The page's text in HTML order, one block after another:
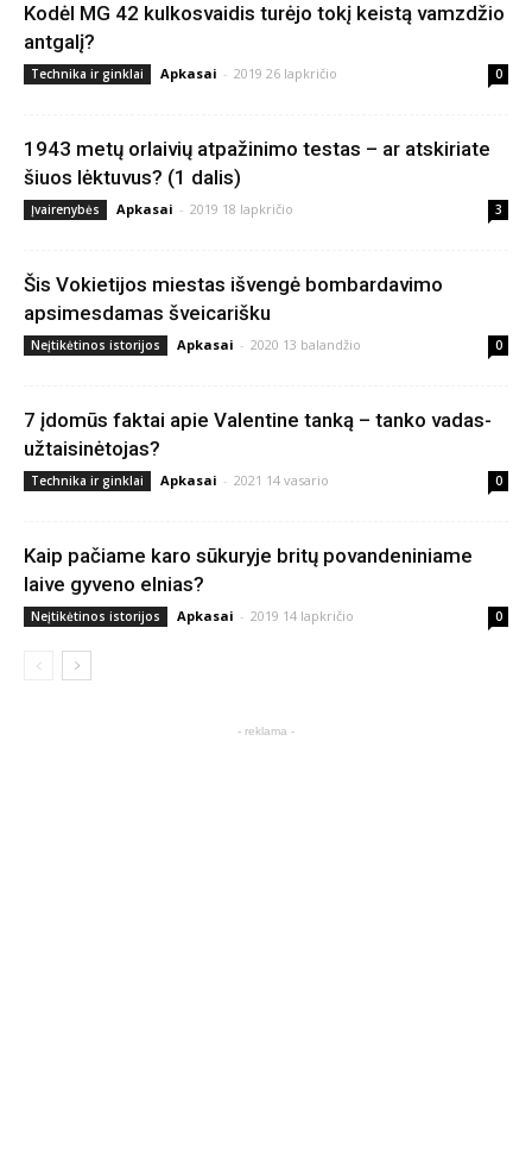
Kodėl MG 42 kulkosvaidis turėjo tokį keistą vamzdžio
antgalį?
Technika ir ginklai Apkasai - 2019 26 lapkričio 0
1943 metų orlaivių atpažinimo testas – ar atskiriate
šiuos lėktuvus? (1 dalis)
Įvairenybės Apkasai - 2019 18 lapkričio 3
Šis Vokietijos miestas išvengė bombardavimo
apsimesdamas šveicarišku
Neįtikėtinos istorijos Apkasai - 2020 13 balandžio 0
7 įdomūs faktai apie Valentine tanką – tanko vadas-
užtaisinėtojas?
Technika ir ginklai Apkasai - 2021 14 vasario 0
Kaip pačiame karo sūkuryje britų povandeniniame
laive gyveno elnias?
Neįtikėtinos istorijos Apkasai - 2019 14 lapkričio 0
- reklama -